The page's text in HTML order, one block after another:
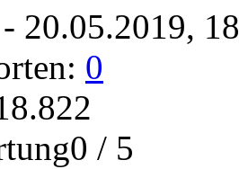
- 20.05.2019,
0
/ 5